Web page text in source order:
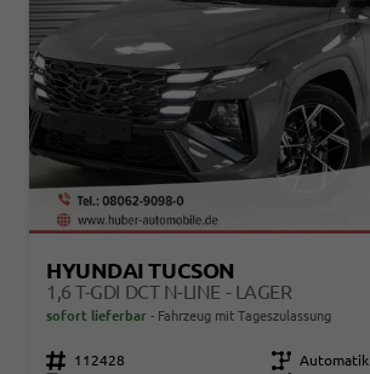
HYUNDAI TUCSON
1,6 T-GDI DCT N-LINE - LAGER
sofort lieferbar Fahrzeug mit Tageszulassung
Fahrzeugnr. 112428 Getriebe Automatik